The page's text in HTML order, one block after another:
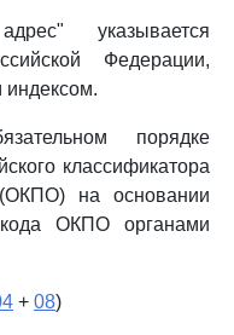
указывается
Федерации,
индексом.
порядке
классификатора
на основании
ОКПО органами
+ 08)